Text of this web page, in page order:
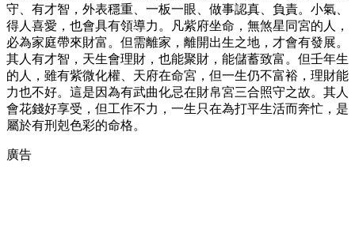
守、有才智，外表穩重、一板一眼、做事認真、負責。小氣、
得人喜愛，也會具有領導力。凡紫府坐命，無煞星同宮的人，
必為家庭帶來財富。但需離家，離開出生之地，才會有發展。
其人有才智，天生會理財，也能聚財，能儲蓄致富。但壬年生
的人，雖有紫微化權、天府在命宮，但一生仍不富裕，理財能
力也不好。這是因為有武曲化忌在財帛宮三合照守之故。其人
會花錢好享受，但工作不力，一生只在為打平生活而奔忙，是
屬於有刑剋色彩的命格。
廣告